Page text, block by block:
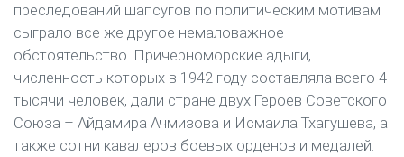
преследований шапсугов по политическим мотивам
сыграло все же другое немаловажное
обстоятельство. Причерноморские адыги,
численность которых в 1942 году составляла всего 4
тысячи человек, дали стране двух Героев Советского
Союза – Айдамира Ачмизова и Исмаила Тхагушева, а
также сотни кавалеров боевых орденов и медалей.